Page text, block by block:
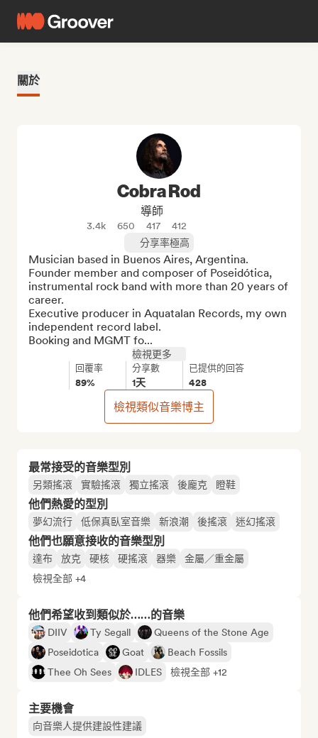
關於
最常接受的音樂型別
另類搖滾 實驗搖滾 獨立搖滾 後龐克 瞪鞋
他們熱愛的型別
夢幻流行 低保真臥室音樂 新浪潮 後搖滾 迷幻搖滾
他們也願意接收的音樂型別
達布 放克 硬核 硬搖滾 器樂
金屬／重金屬
檢視全部 +4
他們希望收到類似於……的音樂
DIIV Ty Segall
Queens of the Stone Age
Poseidotica
Goat
Beach Fossils
Thee Oh Sees
IDLES 檢視全部 +12
主要機會
向音樂人提供建設性建議
Cobra Rod
導師
3.4k 650 417
412
分享率極高
Musician based in Buenos Aires, Argentina.
Founder member and composer of Poseidótica,
instrumental rock band with more than 20 years of
career.
Executive producer in Aquatalan Records, my own
independent record label.
Booking and MGMT fo...
檢視更多
回覆率
89%
分享數
1天
已提供的回答
428
檢視類似音樂博主